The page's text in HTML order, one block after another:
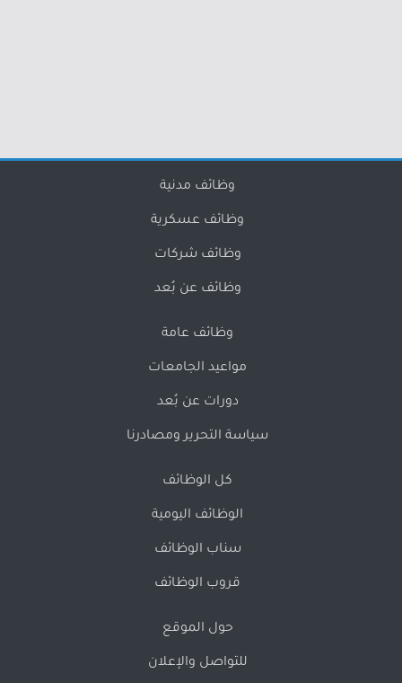
وظائف مدنية
وظائف عسكرية
وظائف شركات
وظائف عن بُعد
وظائف عامة
مواعيد الجامعات
دورات عن بُعد
سياسة التحرير ومصادرنا
كل الوظائف
الوظائف اليومية
سناب الوظائف
قروب الوظائف
حول الموقع
للتواصل والإعلان